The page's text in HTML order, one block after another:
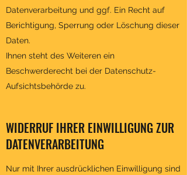
Datenverarbeitung und ggf. Ein Recht auf
Berichtigung, Sperrung oder Löschung dieser
Daten.
Ihnen steht des Weiteren ein
Beschwerderecht bei der Datenschutz-
Aufsichtsbehörde zu.
WIDERRUF IHRER EINWILLIGUNG ZUR
DATENVERARBEITUNG
Nur mit Ihrer ausdrücklichen Einwilligung sind